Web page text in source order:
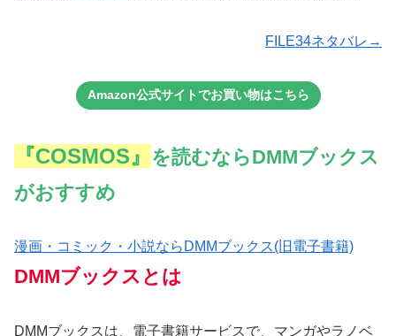
FILE34ネタバレ→
Amazon公式サイトでお買い物はこちら
『COSMOS』 を読むならDMMブックス
がおすすめ
漫画・コミック・小説ならDMMブックス(旧電子書籍)
DMMブックスとは
DMMブックスは、電子書籍サービスで、マンガやラノベ